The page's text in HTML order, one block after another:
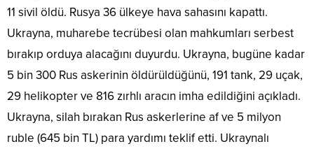
11 sivil öldü. Rusya 36 ülkeye hava sahasını kapattı.
Ukrayna, muharebe tecrübesi olan mahkumları serbest
bırakıp orduya alacağını duyurdu. Ukrayna, bugüne kadar
5 bin 300 Rus askerinin öldürüldüğünü, 191 tank, 29 uçak,
29 helikopter ve 816 zırhlı aracın imha edildiğini açıkladı.
Ukrayna, silah bırakan Rus askerlerine af ve 5 milyon
ruble (645 bin TL) para yardımı teklif etti. Ukraynalı